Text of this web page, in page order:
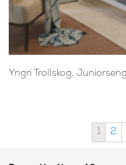
Yngri Trollskog, Juniorseng
1 2